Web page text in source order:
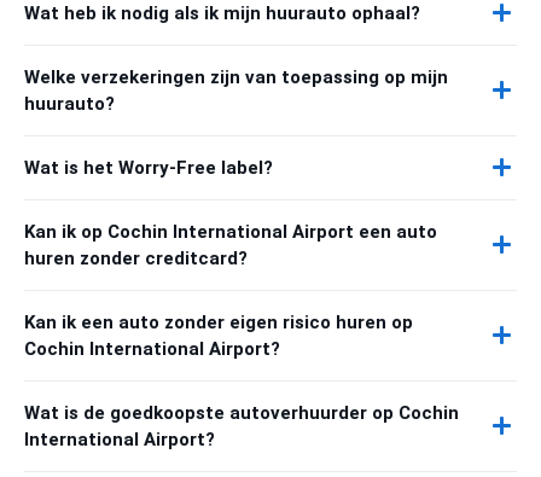
Wat heb ik nodig als ik mijn huurauto ophaal?
Welke verzekeringen zijn van toepassing op mijn
huurauto?
Wat is het Worry-Free label?
Kan ik op Cochin International Airport een auto
huren zonder creditcard?
Kan ik een auto zonder eigen risico huren op
Cochin International Airport?
Wat is de goedkoopste autoverhuurder op Cochin
International Airport?